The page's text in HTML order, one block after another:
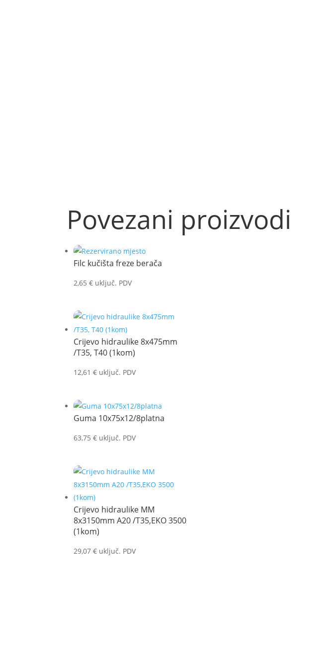
Povezani proizvodi
Filc kučišta freze berača
2,65€ uključ. PDV
Crijevo hidraulike 8x475mm
/T35, T40 (1kom)
12,61€ uključ. PDV
Guma 10x75x12/8platna
63,75€ uključ. PDV
Crijevo hidraulike MM
8x3150mm A20 /T35,EKO 3500
(1kom)
29,07€ uključ. PDV